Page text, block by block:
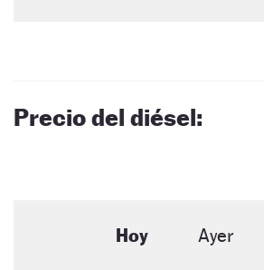
Precio del diésel:
Hoy Ayer